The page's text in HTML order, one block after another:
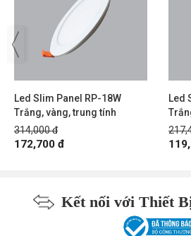
Led Slim Panel RP-18W
Trắng, vàng, trung tính
314,000 đ
172,700 đ
Led
Kết nối với Thiết